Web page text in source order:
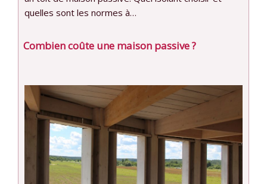
quelles sont les normes à…
Combien coûte une maison passive ?